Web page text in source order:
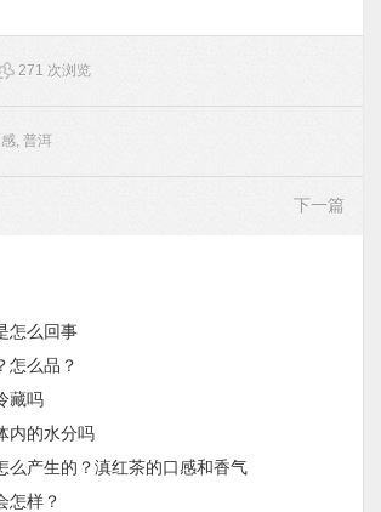
271 次浏览
普洱
下一篇
怎么回事
怎么品？
藏吗
内的水分吗
么产生的？滇红茶的口感和香气
怎样？